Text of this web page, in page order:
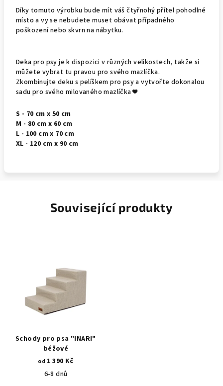
Díky tomuto výrobku bude mít váš čtyřnohý přítel pohodlné
místo a vy se nebudete muset obávat případného
poškození nebo skvrn na nábytku.
Deka pro psy je k dispozici v různých velikostech, takže si
můžete vybrat tu pravou pro svého mazlíčka.
Zkombinujte deku s pelíškem pro psy a vytvořte dokonalou
sadu pro svého milovaného mazlíčka❤️️
S - 70 cm x 50 cm
M - 80 cm x 60 cm
L - 100 cm x 70 cm
XL - 120 cm x 90 cm
Související produkty
Schody pro psa "INARI"
béžové
od 1 390 Kč
6-8 dnů